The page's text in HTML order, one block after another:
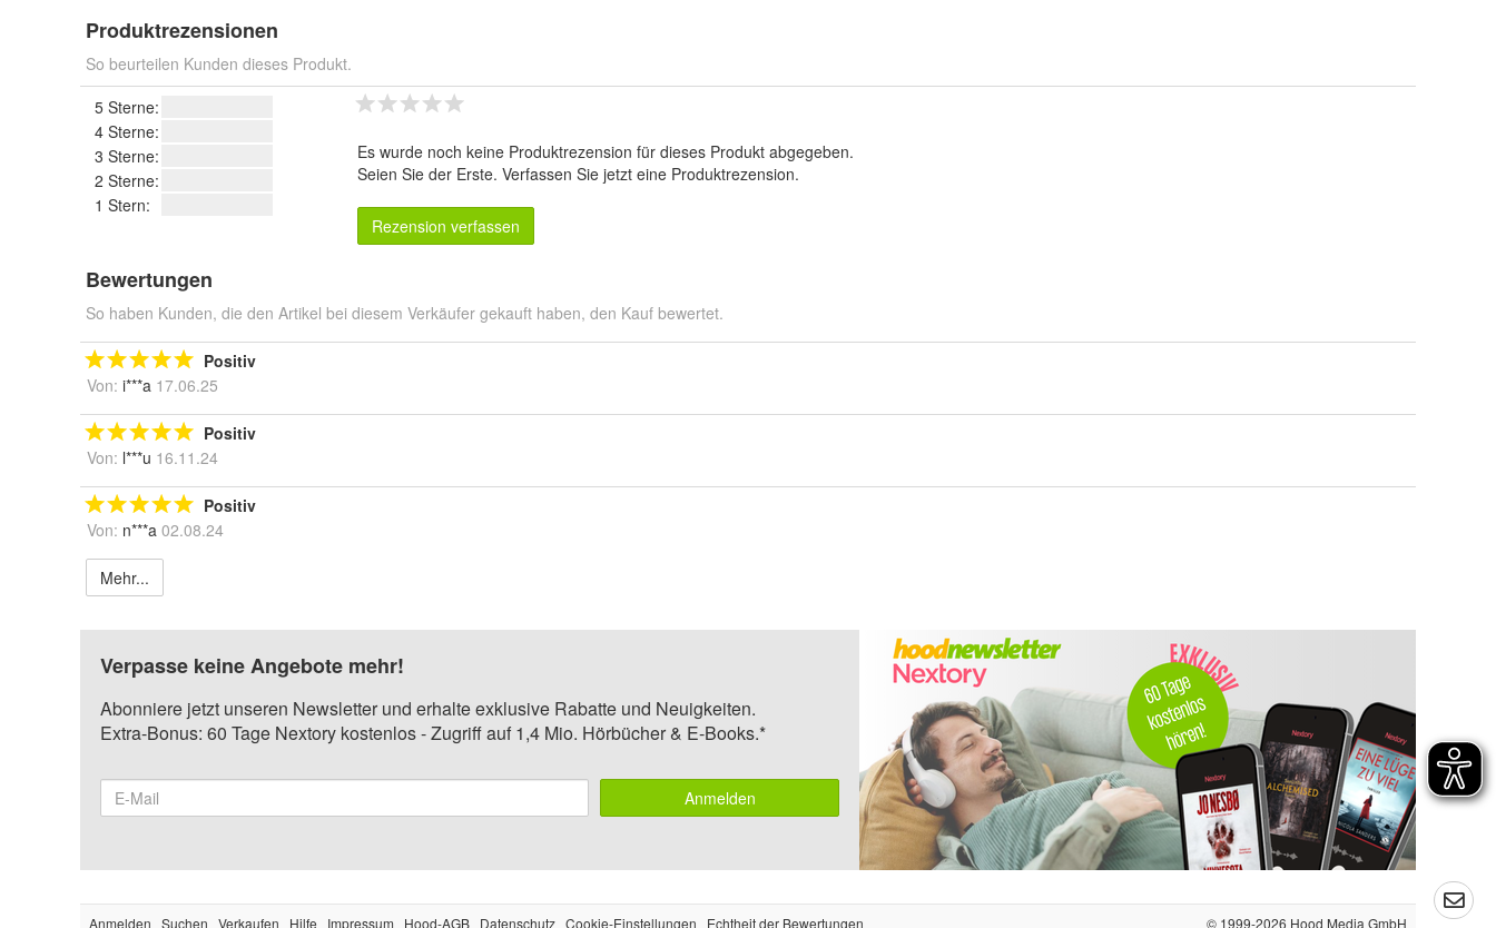
Produktrezensionen
So beurteilen Kunden dieses Produkt.
5 Sterne:
4 Sterne:
3 Sterne:
2 Sterne:
1 Stern:
Es wurde noch keine Produktrezension für dieses Produkt abgegeben.
Seien Sie der Erste. Verfassen Sie jetzt eine Produktrezension.
Rezension verfassen
Bewertungen
So haben Kunden, die den Artikel bei diesem Verkäufer gekauft haben, den Kauf bewertet.
Positiv
Von: i***a 17.06.25
Positiv
Von: l***u 16.11.24
Positiv
Von: n***a 02.08.24
Mehr...
Verpasse keine Angebote mehr!
Abonniere jetzt unseren Newsletter und erhalte exklusive Rabatte und Neuigkeiten.
Extra-Bonus: 60 Tage Nextory kostenlos - Zugriff auf 1,4 Mio. Hörbücher & E-Books.*
Anmelden
Anmelden Suchen Verkaufen Hilfe Impressum Hood-AGB Datenschutz Cookie-Einstellungen Echtheit der Bewertungen © 1999-2026 Hood Media GmbH